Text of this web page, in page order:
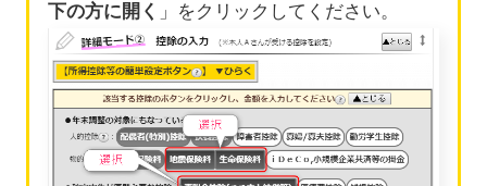
下の方に開く 」をクリックしてください。